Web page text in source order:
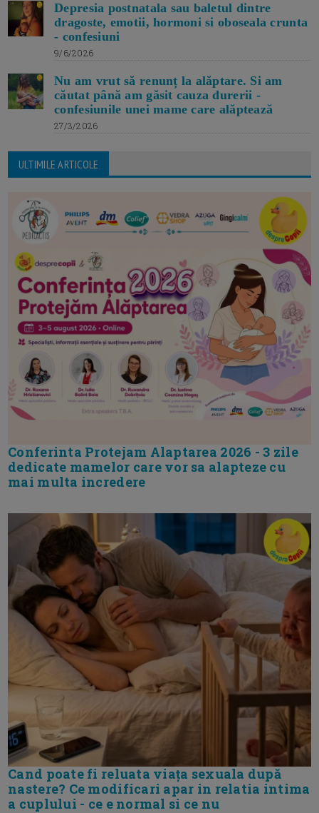
Depresia postnatala sau baletul dintre
dragoste, emotii, hormoni si oboseala crunta
- confesiuni
9/6/2026
Nu am vrut să renunț la alăptare. Si am
căutat până am găsit cauza durerii -
confesiunile unei mame care alăptează
27/3/2026
ULTIMILE ARTICOLE
Conferinta Protejam Alaptarea 2026 - 3 zile
dedicate mamelor care vor sa alapteze cu
mai multa incredere
Cand poate fi reluata viața sexuala după
nastere? Ce modificari apar in relatia intima
a cuplului - ce e normal si ce nu